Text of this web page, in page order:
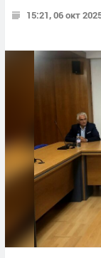
15:21, 06 окт